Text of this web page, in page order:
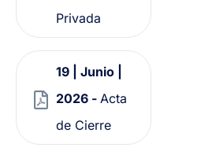
Privada
19 | Junio |
2026 - Acta
de Cierre